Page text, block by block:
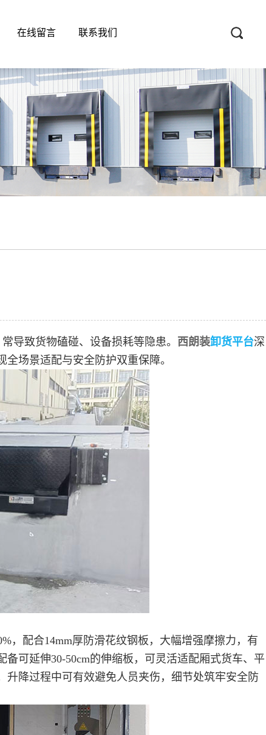
在线留言 联系我们
导致货物磕碰、设备损耗等隐患。 西朗装卸货平台深
场景适配与安全防护双重保障。
，配合14mm厚防滑花纹钢板，大幅增强摩擦力，有
可延伸30-50cm的伸缩板，可灵活适配厢式货车、平
降过程中可有效避免人员夹伤，细节处筑牢安全防